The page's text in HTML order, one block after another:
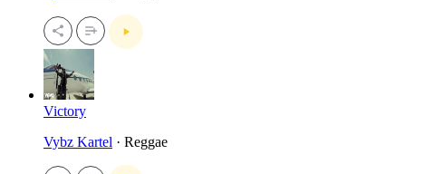
Victory
Vybz Kartel · Reggae